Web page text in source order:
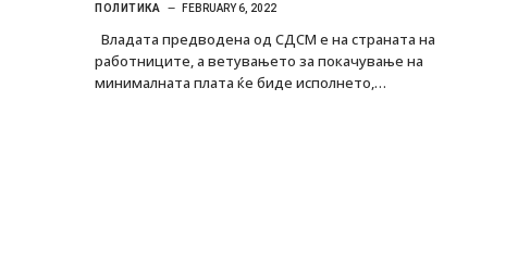
ПОЛИТИКА FEBRUARY 6, 2022
Владата предводена од СДСМ е на страната на
работниците, а ветувањето за покачување на
минималната плата ќе биде исполнето,…